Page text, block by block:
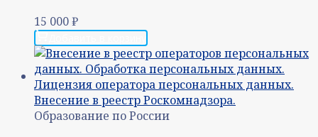
15 000₽
Образование по России